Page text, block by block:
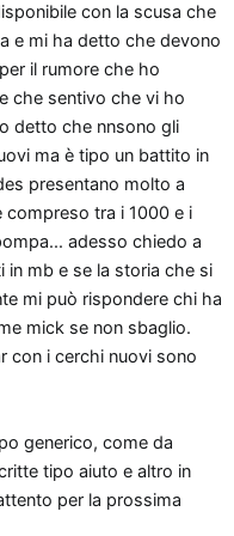
con la scusa che
e mi ha detto che devono
il rumore che ho
che sentivo che vi ho
detto che nnsono gli
ma è tipo un battito in
presentano molto a
compreso tra i 1000 e i
adesso chiedo a
in mb e se la storia che si
mi può rispondere chi ha
mick se non sbaglio.
con i cerchi nuovi sono
generico, come da
tipo aiuto e altro in
per la prossima